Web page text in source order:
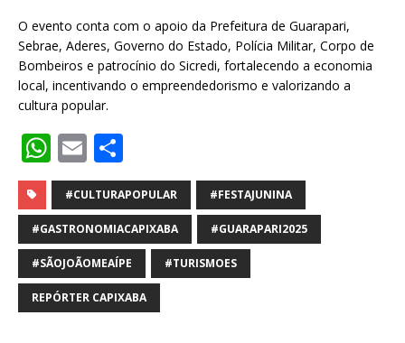
O evento conta com o apoio da Prefeitura de Guarapari,
Sebrae, Aderes, Governo do Estado, Polícia Militar, Corpo de
Bombeiros e patrocínio do Sicredi, fortalecendo a economia
local, incentivando o empreendedorismo e valorizando a
cultura popular.
W
h
at
s
A
p
p
E
m
ai
l
h
ar
e
#CULTURAPOPULAR #FESTAJUNINA
#GASTRONOMIACAPIXABA #GUARAPARI2025
#SÃOJOÃOMEAÍPE #TURISMOES
REPÓRTER CAPIXABA